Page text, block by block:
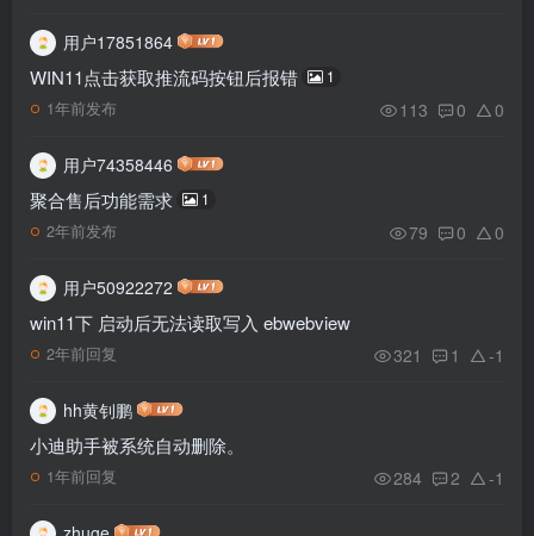
用户17851864
WIN11点击获取推流码按钮后报错 1
1年前发布 113 0 0
用户74358446
聚合售后功能需求 1
2年前发布 79 0 0
用户50922272
win11下 启动后无法读取写入 ebwebview
2年前回复 321 1 -1
hh黄钊鹏
小迪助手被系统自动删除。
1年前回复 284 2 -1